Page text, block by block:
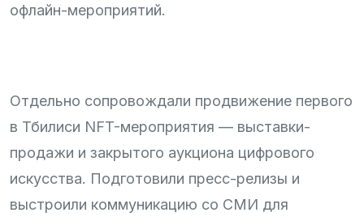
офлайн-мероприятий.
Отдельно сопровождали продвижение первого
в Тбилиси NFT-мероприятия — выставки-
продажи и закрытого аукциона цифрового
искусства. Подготовили пресс-релизы и
выстроили коммуникацию со СМИ для